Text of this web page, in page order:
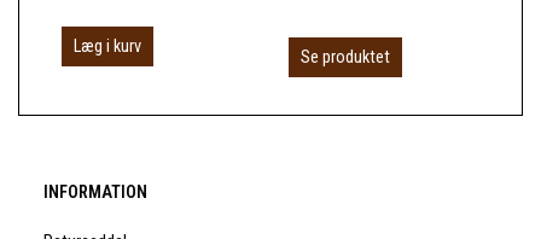
Læg i kurv
Se produktet
INFORMATION